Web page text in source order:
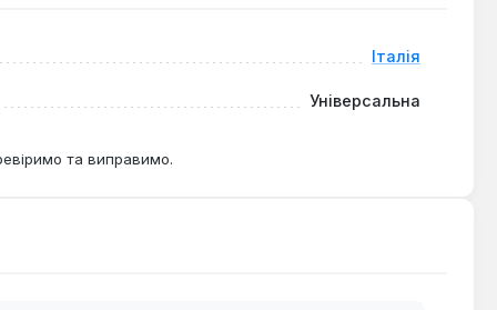
Італія
Універсальна
та виправимо.